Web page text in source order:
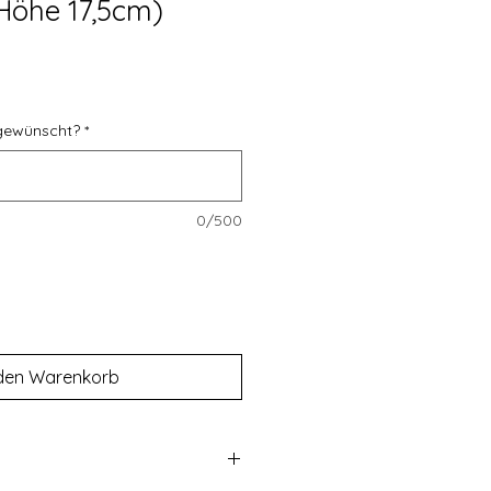
17,5cm)
*
0/500
Warenkorb